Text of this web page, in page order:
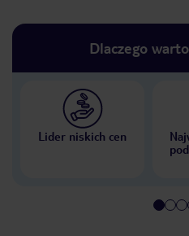
Dlaczego
Lider niskich cen